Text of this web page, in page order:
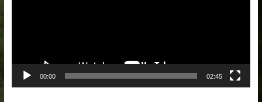
00:00 02:45